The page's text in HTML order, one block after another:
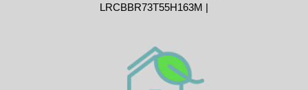
LRCBBR73T55H163M |